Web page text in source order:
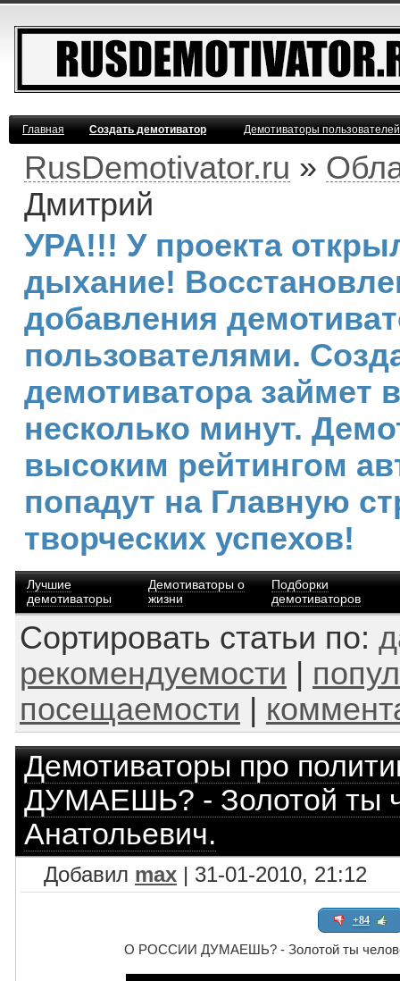
Главная Создать демотиватор Демотиваторы
RusDemotivator.ru »
Дмитрий
УРА!!! У проекта
дыхание!
добавления
пользователями.
демотиватора займет
несколько минут.
высоким рейтингом
попадут на Главную
творческих успехов!
Лучшие
демотиваторы
Демотиваторы о
жизни
Подборки
демотиваторов
Сортировать статьи по:
рекомендуемости
посещаемости
Демотиваторы про
ДУМАЕШЬ? - Золотой ты
Анатольевич.
Добавил max | 31-01-2010, 21:12
+84
О РОССИИ ДУМАЕШЬ? - Золотой ты